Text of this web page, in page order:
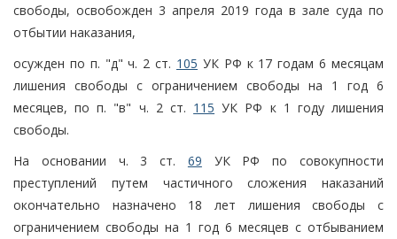
свободы, освобожден 3 апреля 2019 года в зале суда по
отбытии наказания,
осужден по п. "д" ч. 2 ст. 105 УК РФ к 17 годам 6 месяцам
лишения свободы с ограничением свободы на 1 год 6
месяцев, по п. "в" ч. 2 ст. 115 УК РФ к 1 году лишения
свободы.
На основании ч. 3 ст. 69 УК РФ по совокупности
преступлений путем частичного сложения наказаний
окончательно назначено 18 лет лишения свободы с
ограничением свободы на 1 год 6 месяцев с отбыванием